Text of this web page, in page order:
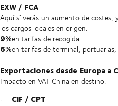
EXW / FCA
Aquí sí verás un aumento de costes,
los cargos locales en origen:
9%en tarifas de recogida
6%en tarifas de terminal,
Exportaciones desde Europa a
Impacto en VAT China en destino:
CIF / CPT